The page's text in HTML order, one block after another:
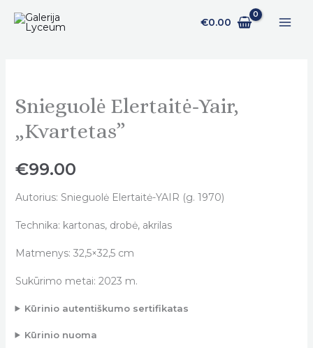
prie
€0.00
Snieguolė Elertaitė-Yair,
„Kvartetas”
€99.00
Autorius: Snieguolė Elertaitė-YAIR (g. 1970)
Technika: kartonas, drobė, akrilas
Matmenys: 32,5×32,5 cm
Sukūrimo metai: 2023 m.
Kūrinio autentiškumo sertifikatas
Kūrinio nuoma
Snieguolė
Elertaitė-
Yair,
quantity